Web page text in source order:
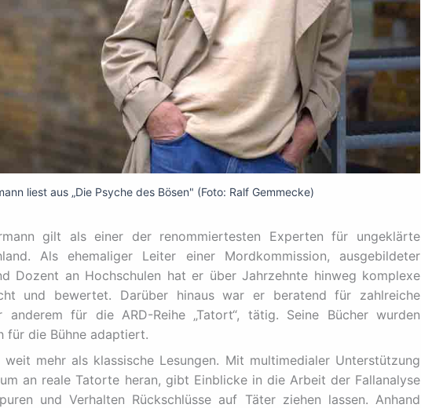
liest aus „Die Psyche des Bösen" (Foto: Ralf Gemmecke)
gilt als einer der renommiertesten Experten für ungeklärte
Als ehemaliger Leiter einer Mordkommission, ausgebildeter
Dozent an Hochschulen hat er über Jahrzehnte hinweg komplexe
und bewertet. Darüber hinaus war er beratend für zahlreiche
anderem für die ARD-Reihe „Tatort“, tätig. Seine Bücher wurden
für die Bühne adaptiert.
weit mehr als klassische Lesungen. Mit multimedialer Unterstützung
an reale Tatorte heran, gibt Einblicke in die Arbeit der Fallanalyse
und Verhalten Rückschlüsse auf Täter ziehen lassen. Anhand